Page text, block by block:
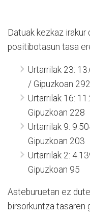
Datuak kezkaz
positibotasun tasa
Urtarrilak 23:
/ Gipuzkoan 292
Urtarrilak 16:
Gipuzkoan 228
Urtarrilak 9:
Gipuzkoan 203
Urtarrilak 2:
Gipuzkoan 95
Asteburuetan ez
birsorkuntza tasaren